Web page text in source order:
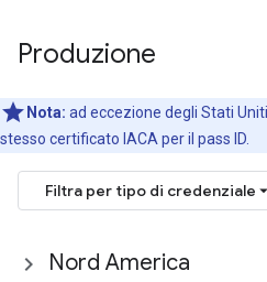
Produzione
Nota: ad eccezione degli Stati
stesso certificato IACA per il pass ID.
Filtra per tipo di credenziale
Nord America